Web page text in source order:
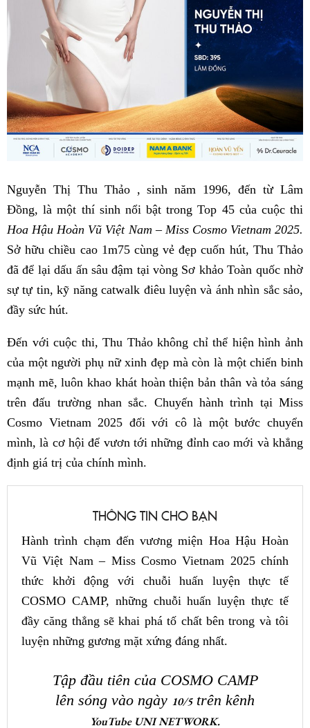
Nguyễn Thị Thu Thảo , sinh năm 1996, đến từ Lâm
Đồng, là một thí sinh nổi bật trong Top 45 của cuộc thi
Hoa Hậu Hoàn Vũ Việt Nam – Miss Cosmo Vietnam 2025.
Sở hữu chiều cao 1m75 cùng vẻ đẹp cuốn hút, Thu Thảo
đã để lại dấu ấn sâu đậm tại vòng Sơ khảo Toàn quốc nhờ
sự tự tin, kỹ năng catwalk điêu luyện và ánh nhìn sắc sảo,
đầy sức hút.
Đến với cuộc thi, Thu Thảo không chỉ thể hiện hình ảnh
của một người phụ nữ xinh đẹp mà còn là một chiến binh
mạnh mẽ, luôn khao khát hoàn thiện bản thân và tỏa sáng
trên đấu trường nhan sắc. Chuyến hành trình tại Miss
Cosmo Vietnam 2025 đối với cô là một bước chuyển
mình, là cơ hội để vươn tới những đỉnh cao mới và khẳng
định giá trị của chính mình.
THÔNG TIN CHO BẠN
Hành trình chạm đến vương miện Hoa Hậu Hoàn
Vũ Việt Nam – Miss Cosmo Vietnam 2025 chính
thức khởi động với chuỗi huấn luyện thực tế
COSMO CAMP, những chuỗi huấn luyện thực tế
đầy căng thẳng sẽ khai phá tố chất bên trong và tôi
luyện những gương mặt xứng đáng nhất.
Tập đầu tiên của COSMO CAMP
lên sóng vào ngày 10/5trên kênh
YouTube UNI NETWORK.